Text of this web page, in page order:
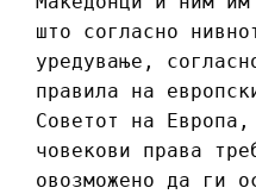
што согласно
уредување,
правила на
Советот на
човекови права
овозможено да ги